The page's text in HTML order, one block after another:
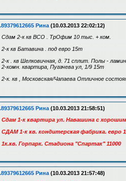
Рина (10.03.2013 22:02:12)
Сдам 2-к кв ВСО . ТрОфим 10 тыс. + ком.
2-к кв Батавина . под евро 15т
2-к . кв Шелковичная, д. 71 сплит. Полы -
2-комн. квартира, Пугачева ул, 1/9 15т
2-к. кв , Московская/Чапаева Отличное
Рина (10.03.2013 21:58:51)
Сдам 1-к квартира ул. Навашина с
СДАМ 1-к кв. кондитерская фабрика. евро
1к.кв. Горпарк. Стадиона "Спартак" 11000
Рина (10.03.2013 21:57:48)